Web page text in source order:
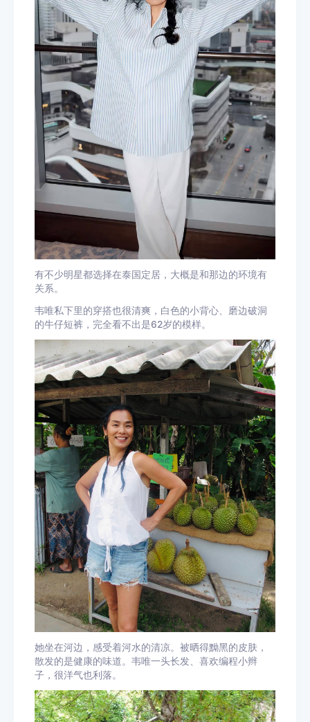
有不少明星都选择在泰国定居，大概是和那边的环境有
关系。
韦唯私下里的穿搭也很清爽，白色的小背心、磨边破洞
的牛仔短裤，完全看不出是62岁的模样。
她坐在河边，感受着河水的清凉。被晒得黝黑的皮肤，
散发的是健康的味道。韦唯一头长发、喜欢编程小辫
子，很洋气也利落。